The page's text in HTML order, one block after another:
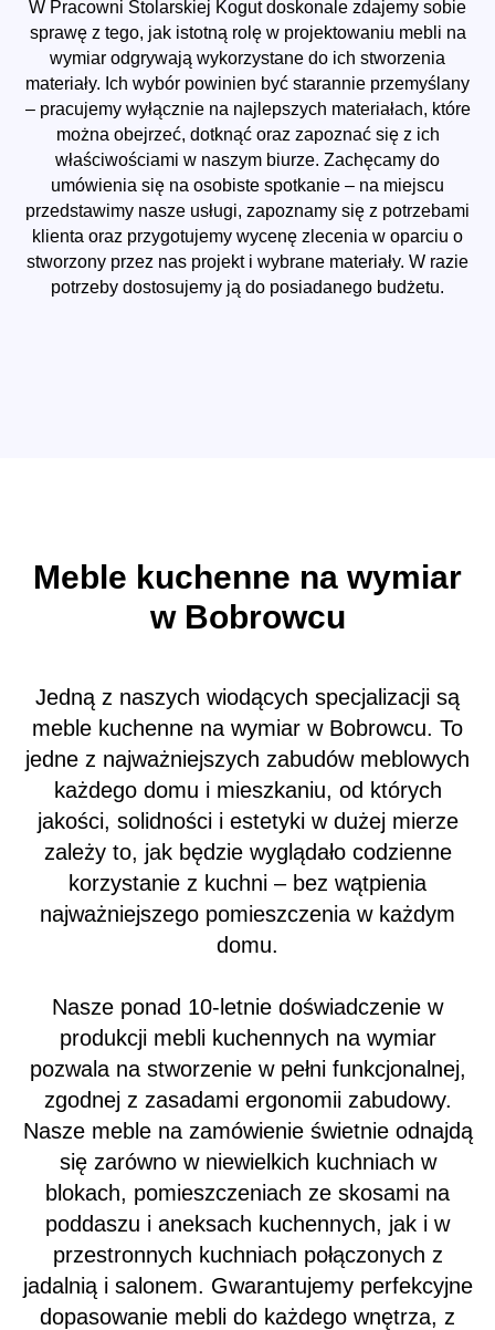
W Pracowni Stolarskiej Kogut doskonale zdajemy sobie
sprawę z tego, jak istotną rolę w projektowaniu mebli na
wymiar odgrywają wykorzystane do ich stworzenia
materiały. Ich wybór powinien być starannie przemyślany
– pracujemy wyłącznie na najlepszych materiałach, które
można obejrzeć, dotknąć oraz zapoznać się z ich
właściwościami w naszym biurze. Zachęcamy do
umówienia się na osobiste spotkanie – na miejscu
przedstawimy nasze usługi, zapoznamy się z potrzebami
klienta oraz przygotujemy wycenę zlecenia w oparciu o
stworzony przez nas projekt i wybrane materiały. W razie
potrzeby dostosujemy ją do posiadanego budżetu.
Meble kuchenne na wymiar
w Bobrowcu
Jedną z naszych wiodących specjalizacji są
meble kuchenne na wymiar w Bobrowcu. To
jedne z najważniejszych zabudów meblowych
każdego domu i mieszkaniu, od których
jakości, solidności i estetyki w dużej mierze
zależy to, jak będzie wyglądało codzienne
korzystanie z kuchni – bez wątpienia
najważniejszego pomieszczenia w każdym
domu.
Nasze ponad 10-letnie doświadczenie w
produkcji mebli kuchennych na wymiar
pozwala na stworzenie w pełni funkcjonalnej,
zgodnej z zasadami ergonomii zabudowy.
Nasze meble na zamówienie świetnie odnajdą
się zarówno w niewielkich kuchniach w
blokach, pomieszczeniach ze skosami na
poddaszu i aneksach kuchennych, jak i w
przestronnych kuchniach połączonych z
jadalnią i salonem. Gwarantujemy perfekcyjne
dopasowanie mebli do każdego wnętrza, z